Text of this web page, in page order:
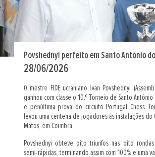
Povshednyi perfeito em Santo António
28/06/2026
O mestre FIDE ucraniano Ivan Povshednyi
ganhou com classe o 10.º Torneio de Santo António
e penúltima prova do circuito Portugal Chess
levou uma centena de jogadores às instalações do
Matos, em Coimbra.
Povshednyi obteve oito triunfos nas oito
semi-rápidas, terminando assim com 100% e uma